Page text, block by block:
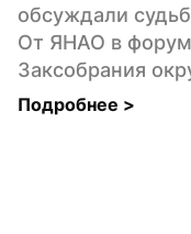
обсуждали
От ЯНАО в
Заксобрания
Подробнее >